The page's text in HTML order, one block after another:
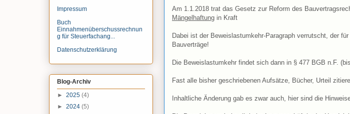
Am 1.1.2018 trat das Gesetz zur Reform des
Mängelhaftung in Kraft
Dabei ist der Beweislastumkehr-Paragraph verrutscht, der für
Bauverträge!
Die Beweislastumkehr findet sich dann in § 477 BGB n.F.
Fast alle bisher geschriebenen Aufsätze, Bücher, Urteil
Inhaltliche Änderung gab es zwar auch, hier sind die
Impressum
Buch
Einnahmenüberschussrechnun
g für Steuerfachang...
Datenschutzerklärung
Blog-Archiv
► 2025 (4)
► 2024 (5)